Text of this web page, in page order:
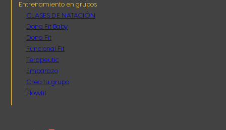
Entrenamiento en grupos
CLASES DE NATACIÓN
Dona Fit Baby
Dona Fit
Funcional Fit
Terapeutic
Embarazo
Crea tu grupo
Flowfit